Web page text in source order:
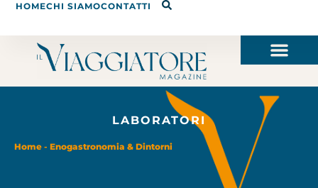
HOMECHI SIAMOCONTATTI
LABORATORI
Home - Enogastronomia & Dintorni